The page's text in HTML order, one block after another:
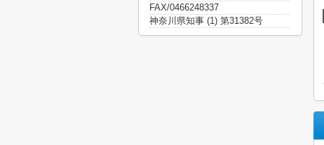
FAX/0466248337
神奈川県知事 (1) 第31382号